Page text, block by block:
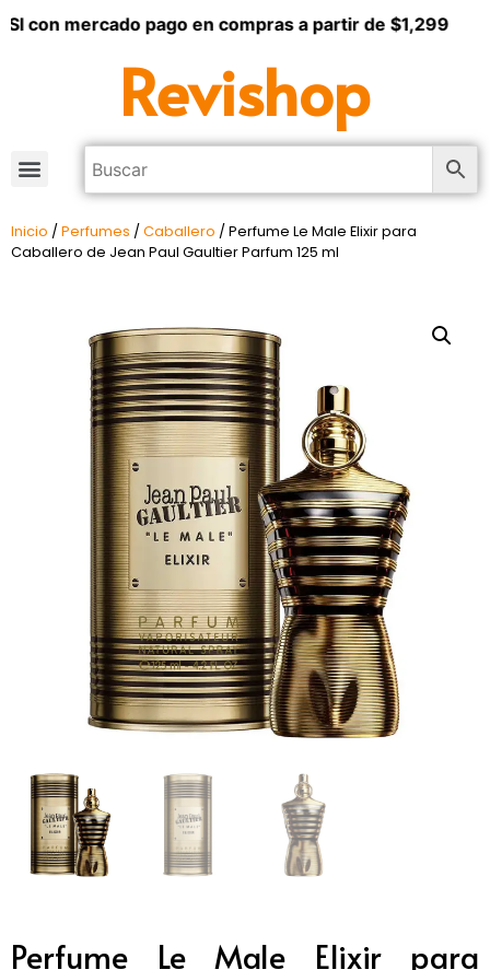
con mercado pago en compras a partir de $1,299
Revishop
Inicio / Perfumes / Caballero / Perfume Le Male Elixir para
Caballero de Jean Paul Gaultier Parfum 125 ml
Perfume Le Male Elixir para